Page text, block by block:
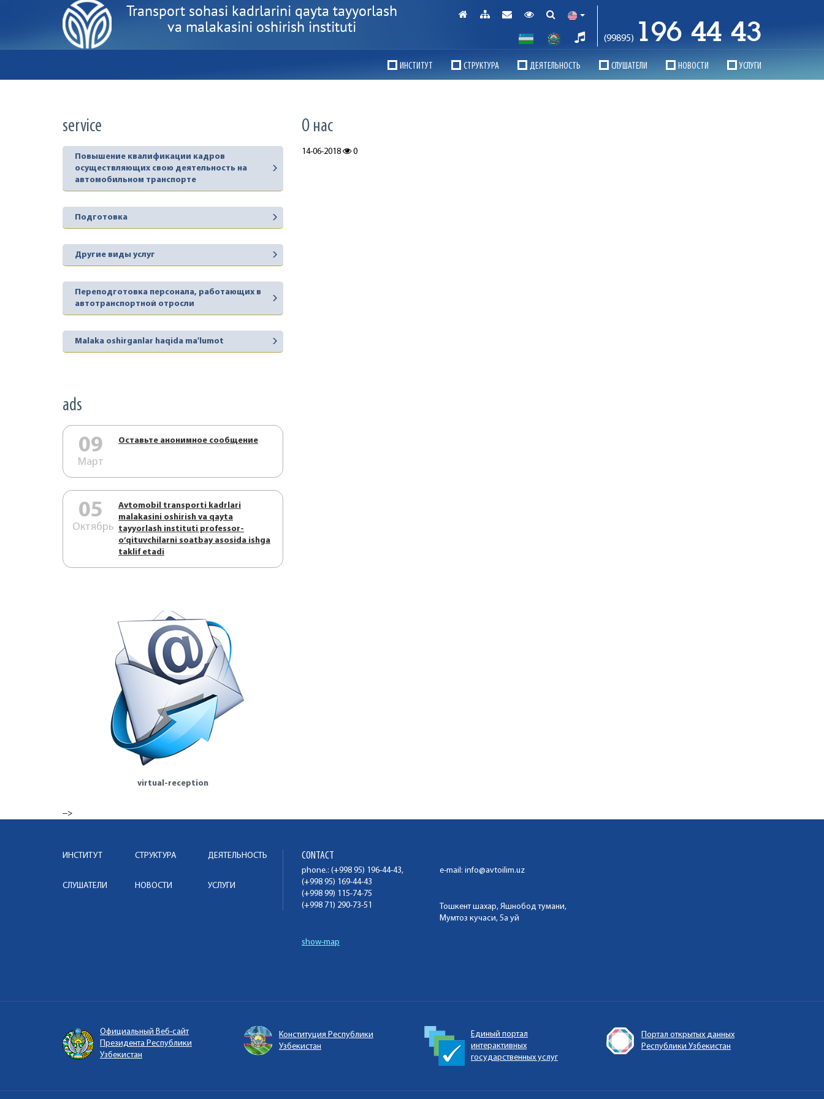
Transport sohasi kadrlarini qayta tayyorlash
va malakasini oshirish instituti
(99895) 196 44 43
ИНСТИТУТ СТРУКТУРА ДЕЯТЕЛЬНОСТЬ СЛУШАТЕЛИ НОВОСТИ УСЛУГИ
service
Повышение квалификации кадров
осуществляющих свою деятельность на
автомобильном транспорте
Подготовка
Другие виды услуг
Переподготовка персонала, работающих в
автотранспортной отросли
Malaka oshirganlar haqida ma'lumot
ads
09
Март
Оставьте анонимное сообщение
05
Октябрь
Аvtоmоbil trаnspоrti kаdrlаri
mаlаkаsini оshirish vа qаytа
tаyyorlаsh instituti prоfеssоr-
o’qituvchilаrni sоаtbаy аsоsidа ishgа
tаklif etаdi
virtual-reception
О нас
14-06-2018 0
-->
ИНСТИТУТ СТРУКТУРА ДЕЯТЕЛЬНОСТЬ
СЛУШАТЕЛИ НОВОСТИ УСЛУГИ
CONTACT
phone.: (+998 95) 196-44-43,
(+998 95) 169-44-43
(+998 99) 115-74-75
(+998 71) 290-73-51
e-mail: info@avtoilim.uz
Тошкент шахар, Яшнобод тумани,
Мумтоз кучаси, 5а уй
show-map
Официальный Веб-сайт
Президента Республики
Узбекистан
Конституция Республики
Узбекистан
Единый портал
интерактивных
государственных услуг
Портал открытых данных
Республики Узбекистан